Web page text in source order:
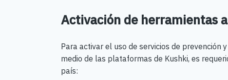
Activación de herramientas
Para activar el uso de servicios de
medio de las plataformas de Kushki, es
país: